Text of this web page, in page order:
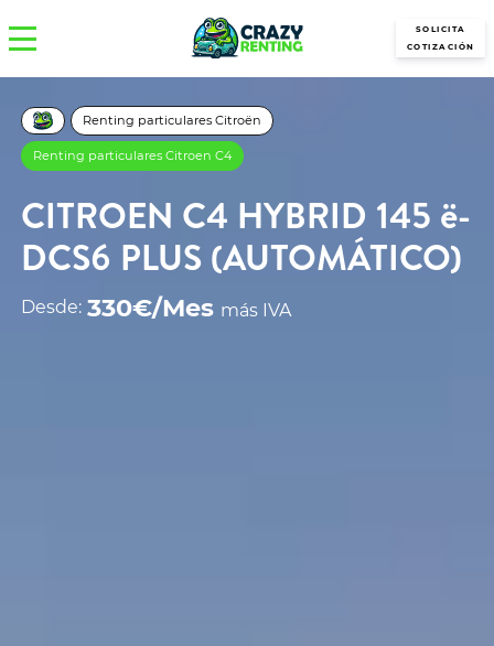
SOLICITA
COTIZACIÓN
Renting particulares Citroën
Renting particulares Citroen C4
CITROEN C4 HYBRID 145 ë-
DCS6 PLUS (AUTOMÁTICO)
Desde: 330€/Mes más IVA